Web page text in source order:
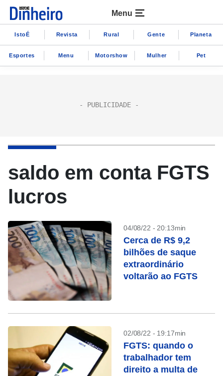
Menu
IstoÉ Revista Rural Gente Planeta
Esportes Menu Motorshow Mulher Pet
saldo em conta FGTS
lucros
04/08/22 - 20:13min
Cerca de R$ 9,2
bilhões de saque
extraordinário
voltarão ao FGTS
02/08/22 - 19:17min
FGTS: quando o
trabalhador tem
direito a multa de